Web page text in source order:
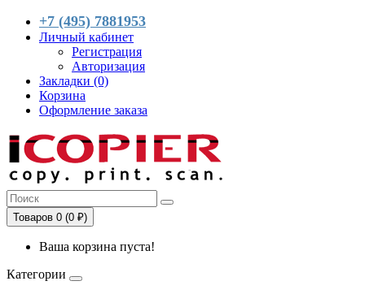
+7 (495) 7881953
Личный кабинет
Регистрация
Авторизация
Закладки (0)
Корзина
Оформление заказа
Товаров 0 (0 ₽)
Ваша корзина пуста!
Категории